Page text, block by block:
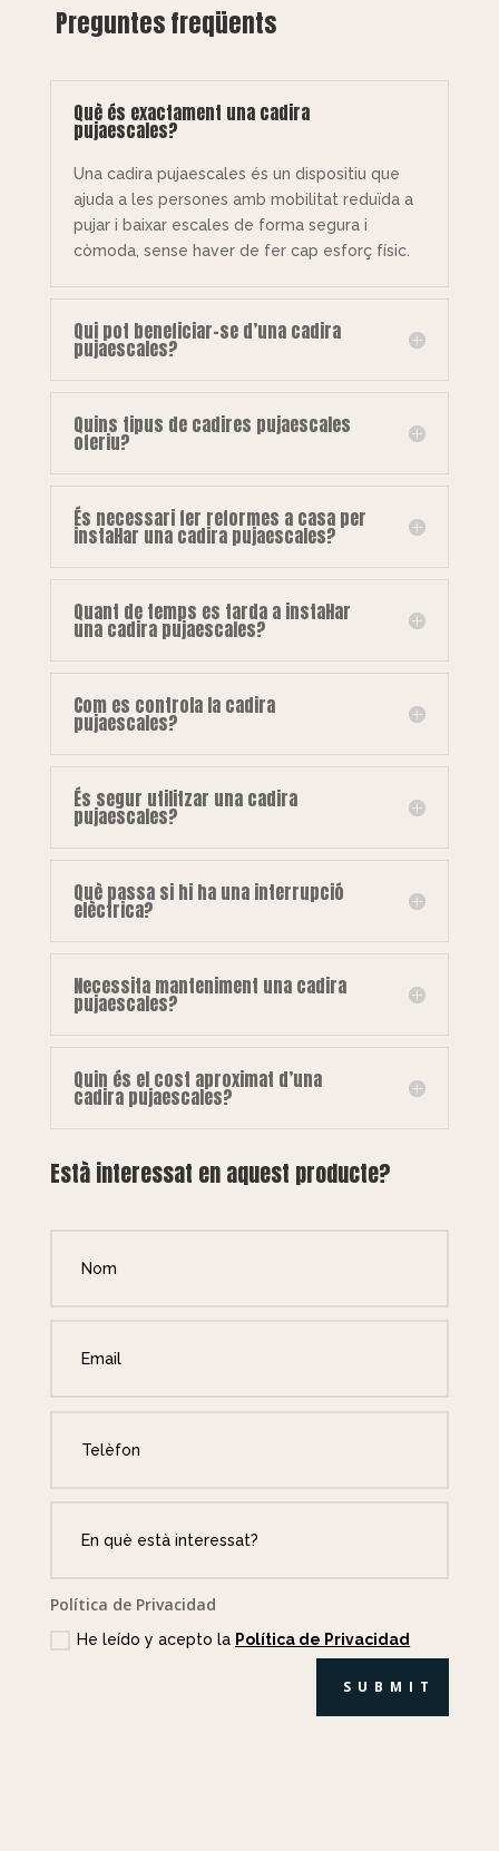
Preguntes freqüents
Què és exactament una cadira
pujaescales?
Una cadira pujaescales és un dispositiu que
ajuda a les persones amb mobilitat reduïda a
pujar i baixar escales de forma segura i
còmoda, sense haver de fer cap esforç físic.
Qui pot beneficiar-se d’una cadira
pujaescales?
Quins tipus de cadires pujaescales
oferiu?
És necessari fer reformes a casa per
instal·lar una cadira pujaescales?
Quant de temps es tarda a instal·lar
una cadira pujaescales?
Com es controla la cadira
pujaescales?
És segur utilitzar una cadira
pujaescales?
Què passa si hi ha una interrupció
elèctrica?
Necessita manteniment una cadira
pujaescales?
Quin és el cost aproximat d’una
cadira pujaescales?
Està interessat en aquest producte?
Política de Privacidad
He leído y acepto la Política de Privacidad
SUBMIT